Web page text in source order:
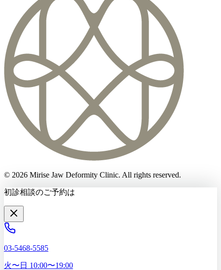
© 2026 Mirise Jaw Deformity Clinic. All rights reserved.
初診相談のご予約は
03-5468-5585
火〜日 10:00〜19:00